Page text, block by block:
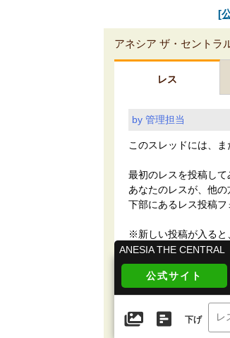
[
アネシア ザ・セントラ
レス
by 管理担当
このスレッドには、ま
最初のレスを投稿して
あなたのレスが、他の
下部にあるレス投稿フ
※新しい投稿が入ると
ANESIA THE CENTRAL
公式サイト
下げ